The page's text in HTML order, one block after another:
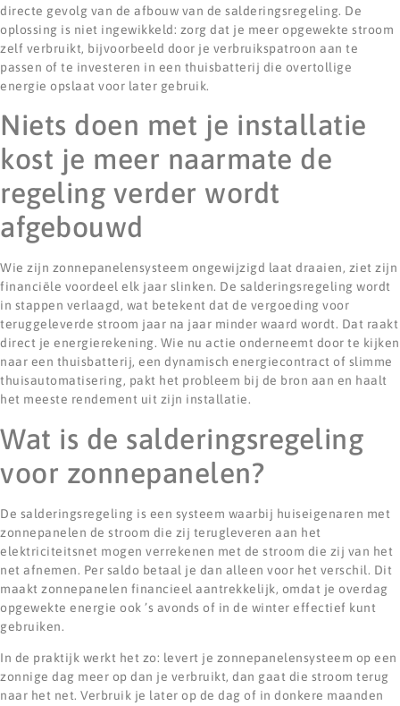
directe gevolg van de afbouw van de salderingsregeling. De
oplossing is niet ingewikkeld: zorg dat je meer opgewekte stroom
zelf verbruikt, bijvoorbeeld door je verbruikspatroon aan te
passen of te investeren in een thuisbatterij die overtollige
energie opslaat voor later gebruik.
Niets doen met je installatie
kost je meer naarmate de
regeling verder wordt
afgebouwd
Wie zijn zonnepanelensysteem ongewijzigd laat draaien, ziet zijn
financiële voordeel elk jaar slinken. De salderingsregeling wordt
in stappen verlaagd, wat betekent dat de vergoeding voor
teruggeleverde stroom jaar na jaar minder waard wordt. Dat raakt
direct je energierekening. Wie nu actie onderneemt door te kijken
naar een thuisbatterij, een dynamisch energiecontract of slimme
thuisautomatisering, pakt het probleem bij de bron aan en haalt
het meeste rendement uit zijn installatie.
Wat is de salderingsregeling
voor zonnepanelen?
De salderingsregeling is een systeem waarbij huiseigenaren met
zonnepanelen de stroom die zij terugleveren aan het
elektriciteitsnet mogen verrekenen met de stroom die zij van het
net afnemen. Per saldo betaal je dan alleen voor het verschil. Dit
maakt zonnepanelen financieel aantrekkelijk, omdat je overdag
opgewekte energie ook ’s avonds of in de winter effectief kunt
gebruiken.
In de praktijk werkt het zo: levert je zonnepanelensysteem op een
zonnige dag meer op dan je verbruikt, dan gaat die stroom terug
naar het net. Verbruik je later op de dag of in donkere maanden